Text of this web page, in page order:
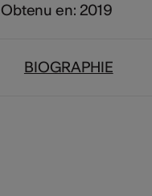
Obtenu en: 2019
BIOGRAPHIE